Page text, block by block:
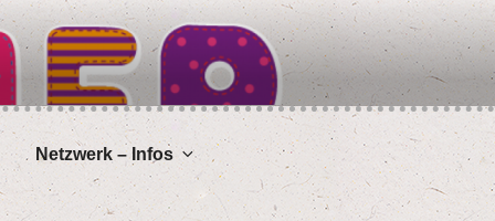
Netz­werk – Infos